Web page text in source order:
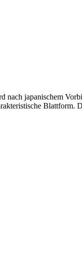
japanischem